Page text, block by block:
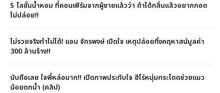
5 โลชั่นน้ำหอม ที่คอนเฟิร์มจากผู้ชายแล้วว่า ถ้าได้กลิ่นแล้วอยากกอด
ไม่ปล่อย!!
ไม่รวยจริงทำไม่ได้! แอน จักรพงษ์ เปิดใจ เหตุปล่อยทิ้งคฤหาสน์มูลค่า
300 ล้านร้าง!!
นับถือเลย ใจพี่หล่อมาก!! เปิดภาพประทับใจ ฮีโร่หนุ่มกระโดดช่วยแมว
น้อยตกน้ำ (คลิป)